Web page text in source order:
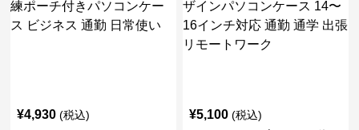
¥4,930 (税込) ¥5,100 (税込)